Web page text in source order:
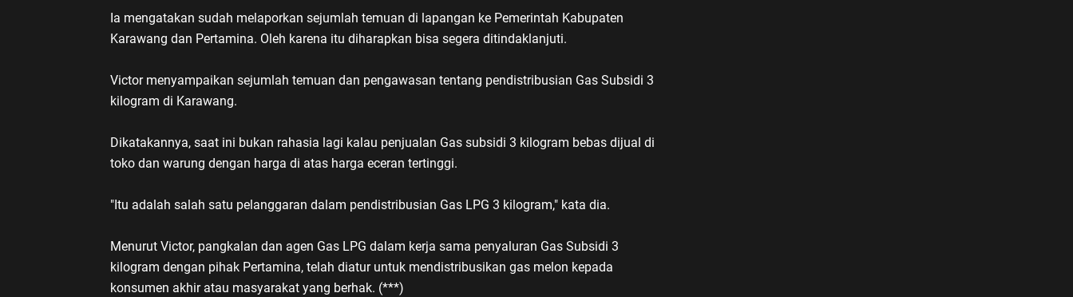
Ia mengatakan sudah melaporkan sejumlah temuan di lapangan ke Pemerintah Kabupaten
Karawang dan Pertamina. Oleh karena itu diharapkan bisa segera ditindaklanjuti.
Victor menyampaikan sejumlah temuan dan pengawasan tentang pendistribusian Gas Subsidi 3
kilogram di Karawang.
Dikatakannya, saat ini bukan rahasia lagi kalau penjualan Gas subsidi 3 kilogram bebas dijual di
toko dan warung dengan harga di atas harga eceran tertinggi.
"Itu adalah salah satu pelanggaran dalam pendistribusian Gas LPG 3 kilogram," kata dia.
Menurut Victor, pangkalan dan agen Gas LPG dalam kerja sama penyaluran Gas Subsidi 3
kilogram dengan pihak Pertamina, telah diatur untuk mendistribusikan gas melon kepada
konsumen akhir atau masyarakat yang berhak. (***)